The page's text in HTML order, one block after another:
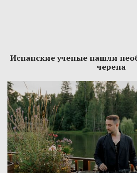
Испанские ученые нашли
черепа